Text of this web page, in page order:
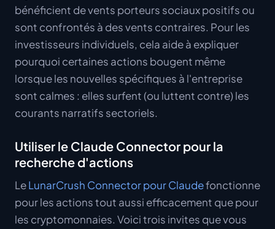
bénéficient de vents porteurs sociaux positifs ou
sont confrontés à des vents contraires. Pour les
investisseurs individuels, cela aide à expliquer
pourquoi certaines actions bougent même
lorsque les nouvelles spécifiques à l'entreprise
sont calmes : elles surfent (ou luttent contre) les
courants narratifs sectoriels.
Utiliser le Claude Connector pour la
recherche d'actions
LeLunarCrush Connector pour Claudefonctionne
pour les actions tout aussi efficacement que pour
les cryptomonnaies. Voici trois invites que vous